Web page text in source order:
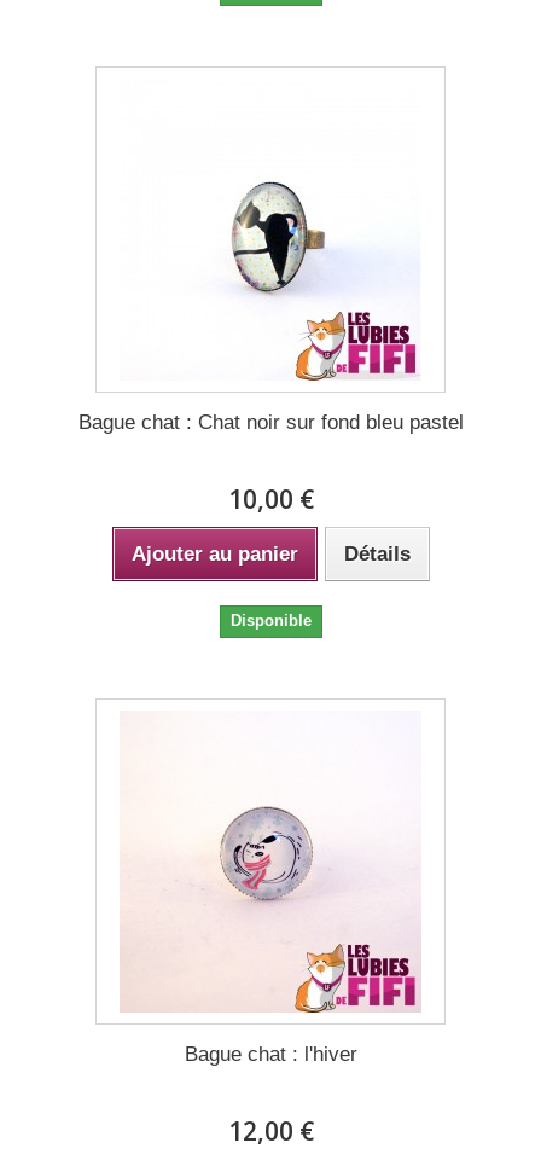
Bague chat : Chat noir sur fond bleu pastel
10,00 €
Ajouter au panier Détails
Disponible
Bague chat : l'hiver
12,00 €